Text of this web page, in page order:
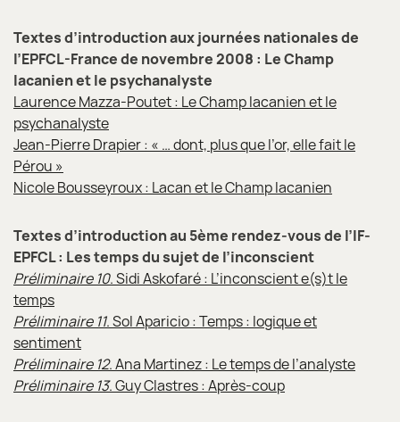
Textes d’introduction aux journées nationales de
l’EPFCL-France de novembre 2008 : Le Champ
lacanien et le psychanalyste
Laurence Mazza-Poutet : Le Champ lacanien et le
psychanalyste
Jean-Pierre Drapier : « … dont, plus que l’or, elle fait le
Pérou »
Nicole Bousseyroux : Lacan et le Champ lacanien
Textes d’introduction au 5ème rendez-vous de l’IF-
EPFCL : Les temps du sujet de l’inconscient
Préliminaire 10. Sidi Askofaré : L’inconscient e(s)t le
temps
Préliminaire 11. Sol Aparicio : Temps : logique et
sentiment
Préliminaire 12. Ana Martinez : Le temps de l’analyste
Préliminaire 13. Guy Clastres : Après-coup